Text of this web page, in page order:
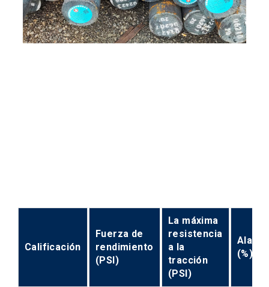
Calificación
Fuerza de
rendimiento
(PSI)
La máxima
resistencia
a la
tracción
(PSI)
(%)